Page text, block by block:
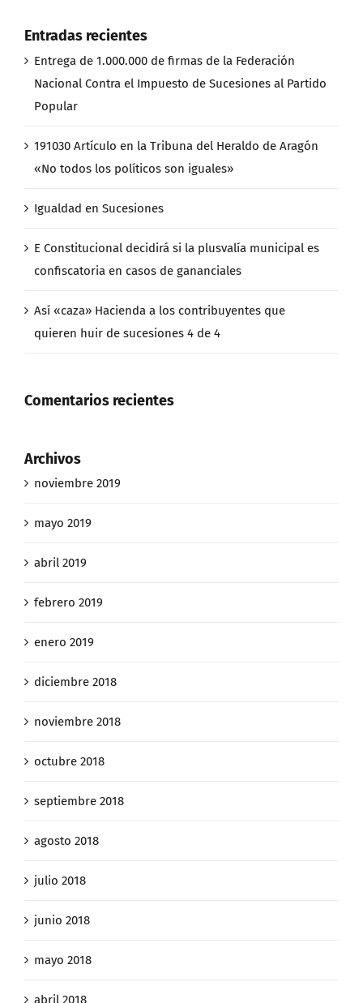
Entradas recientes
Entrega de 1.000.000 de firmas de la Federación
Nacional Contra el Impuesto de Sucesiones al Partido
Popular
191030 Artículo en la Tribuna del Heraldo de Aragón
«No todos los políticos son iguales»
Igualdad en Sucesiones
E Constitucional decidirá si la plusvalía municipal es
confiscatoria en casos de gananciales
Así «caza» Hacienda a los contribuyentes que
quieren huir de sucesiones 4 de 4
Comentarios recientes
Archivos
noviembre 2019
mayo 2019
abril 2019
febrero 2019
enero 2019
diciembre 2018
noviembre 2018
octubre 2018
septiembre 2018
agosto 2018
julio 2018
junio 2018
mayo 2018